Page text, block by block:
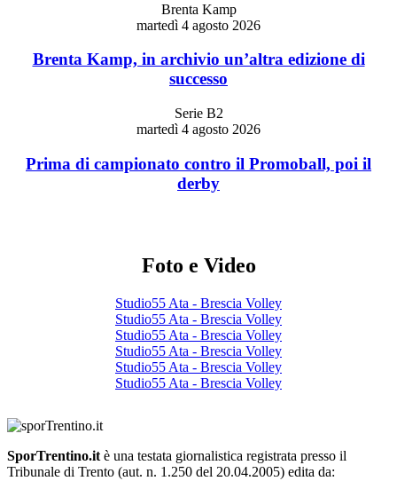
Brenta Kamp
martedì 4 agosto 2026
Brenta Kamp, in archivio un’altra edizione di
successo
Serie B2
martedì 4 agosto 2026
Prima di campionato contro il Promoball, poi il
derby
Foto e Video
Studio55 Ata - Brescia Volley
Studio55 Ata - Brescia Volley
Studio55 Ata - Brescia Volley
Studio55 Ata - Brescia Volley
Studio55 Ata - Brescia Volley
Studio55 Ata - Brescia Volley
SporTrentino.it è una testata giornalistica registrata presso il
Tribunale di Trento (aut. n. 1.250 del 20.04.2005) edita da: